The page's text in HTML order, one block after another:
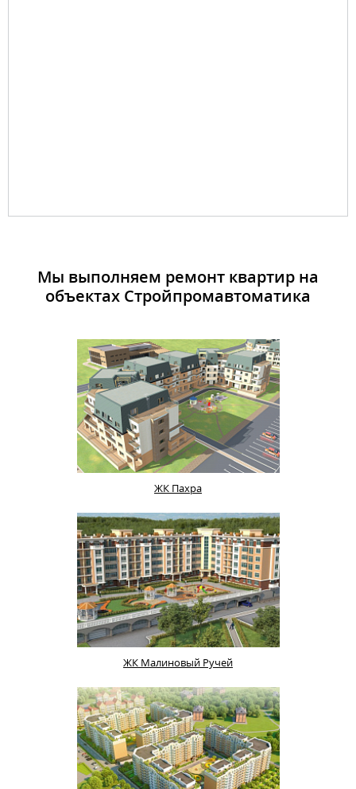
Мы выполняем ремонт квартир на
объектах Стройпромавтоматика
ЖК Пахра
ЖК Малиновый Ручей